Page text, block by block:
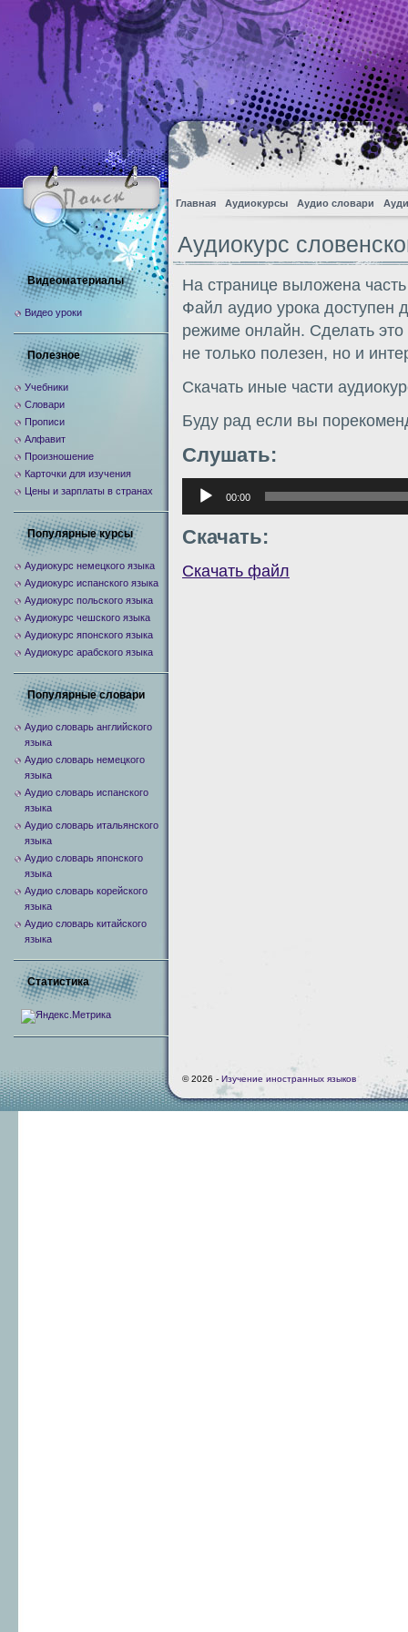
Главная Аудиокурсы Аудио словари
Аудиокурс
На странице выложена
Файл аудио урока доступен
режиме онлайн. Сделать
не только полезен, но и
Скачать иные части
Буду рад если вы
Слушать:
Аудиоплеер
00:00
Скачать:
Скачать файл
Видеоматериалы
Видео уроки
Полезное
Учебники
Словари
Прописи
Алфавит
Произношение
Карточки для изучения
Цены и зарплаты в странах
Популярные курсы
Аудиокурс немецкого языка
Аудиокурс испанского языка
Аудиокурс польского языка
Аудиокурс чешского языка
Аудиокурс японского языка
Аудиокурс арабского языка
Популярные словари
Аудио словарь английского
языка
Аудио словарь немецкого
языка
Аудио словарь испанского
языка
Аудио словарь итальянского
языка
Аудио словарь японского
языка
Аудио словарь корейского
языка
Аудио словарь китайского
языка
Статистика
© 2026 - Изучение иностранных языков